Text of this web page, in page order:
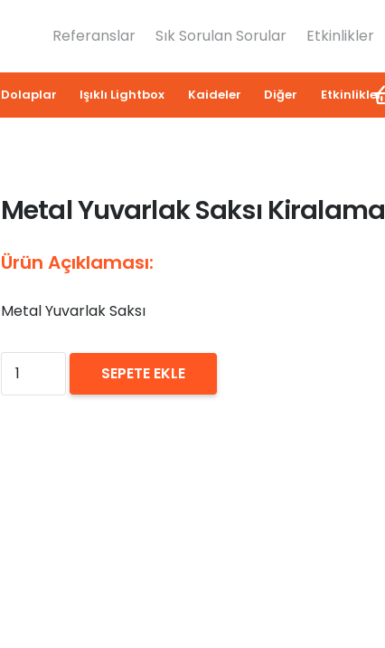
Referanslar Sık Sorulan Sorular Etkinlikler
Dolaplar Işıklı Lightbox Kaideler Diğer Etkinlikler
Metal Yuvarlak Saksı Kiralama
Ürün Açıklaması:
Metal Yuvarlak Saksı
Metal
Yuvarlak
SEPETE EKLE